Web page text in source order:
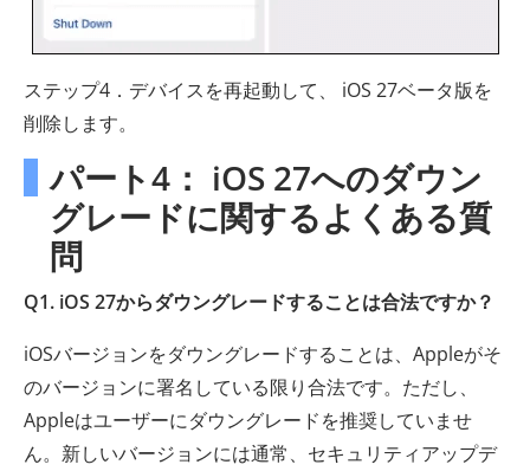
ステップ4．デバイスを再起動して、 iOS 27ベータ版を
削除します。
パート4： iOS 27へのダウン
グレードに関するよくある質
問
Q1. iOS 27からダウングレードすることは合法ですか？
iOSバージョンをダウングレードすることは、Appleがそ
のバージョンに署名している限り合法です。ただし、
Appleはユーザーにダウングレードを推奨していませ
ん。新しいバージョンには通常、セキュリティアップデ